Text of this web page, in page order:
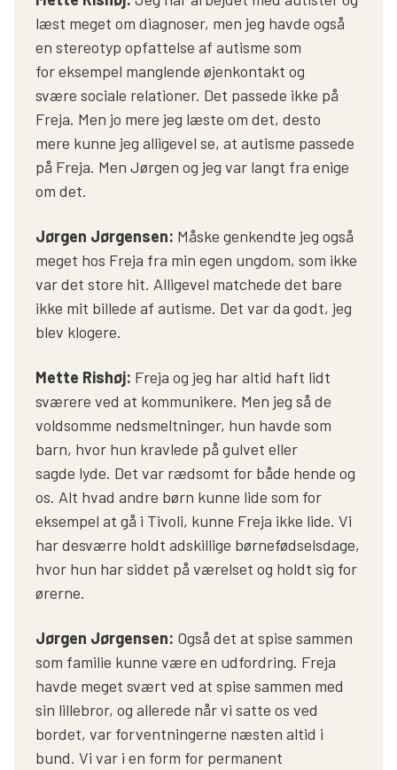
læst meget om diagnoser, men jeg havde også
en stereotyp opfattelse af autisme som
for eksempel manglende øjenkontakt og
svære sociale relationer. Det passede ikke på
Freja. Men jo mere jeg læste om det, desto
mere kunne jeg alligevel se, at autisme passede
på Freja. Men Jørgen og jeg var langt fra enige
om det.
Jørgen Jørgensen: Måske genkendte jeg også
meget hos Freja fra min egen ungdom, som ikke
var det store hit. Alligevel matchede det bare
ikke mit billede af autisme. Det var da godt, jeg
blev klogere.
Mette Rishøj: Freja og jeg har altid haft lidt
sværere ved at kommunikere. Men jeg så de
voldsomme nedsmeltninger, hun havde som
barn, hvor hun kravlede på gulvet eller
sagde lyde. Det var rædsomt for både hende og
os. Alt hvad andre børn kunne lide som for
eksempel at gå i Tivoli, kunne Freja ikke lide. Vi
har desværre holdt adskillige børnefødselsdage,
hvor hun har siddet på værelset og holdt sig for
ørerne.
Jørgen Jørgensen: Også det at spise sammen
som familie kunne være en udfordring. Freja
havde meget svært ved at spise sammen med
sin lillebror, og allerede når vi satte os ved
bordet, var forventningerne næsten altid i
bund. Vi var i en form for permanent